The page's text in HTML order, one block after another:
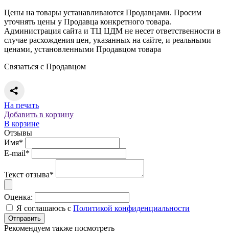
Цены на товары устанавливаются Продавцами. Просим
уточнять цены у Продавца конкретного товара.
Администрация сайта и ТЦ ЦДМ не несет ответственности в
случае расхождения цен, указанных на сайте, и реальными
ценами, установленными Продавцом товара
Связаться с Продавцом
На печать
Добавить в корзину
В корзине
Отзывы
Имя*
E-mail*
Текст отзыва*
Оценка:
Я соглашаюсь с Политикой конфиденциальности
Рекомендуем также посмотреть